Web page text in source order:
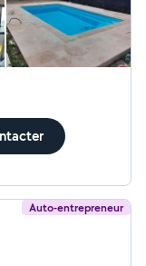
Auto-entrepreneur